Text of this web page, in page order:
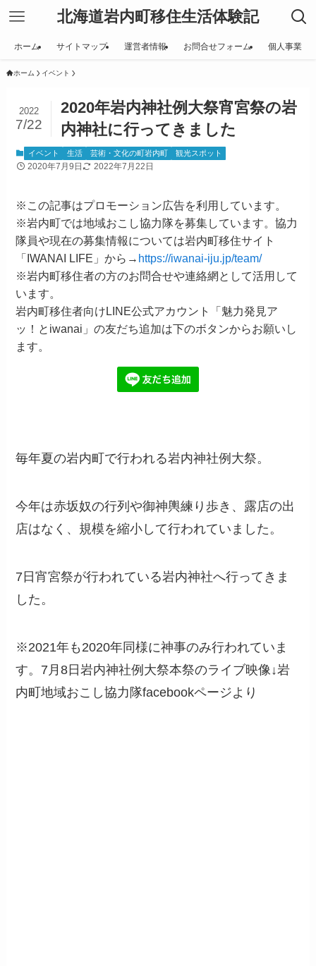
北海道岩内町移住生活体験記
ホーム サイトマップ 運営者情報 お問合せフォーム 個人事業
ホーム イベント
2020年岩内神社例大祭宵宮祭の岩
内神社に行ってきました
2022
7/22
イベント 生活 芸術・文化の町岩内町 観光スポット
2020年7月9日 2022年7月22日
※この記事はプロモーション広告を利用しています。
※岩内町では地域おこし協力隊を募集しています。協力
隊員や現在の募集情報については岩内町移住サイト
「IWANAI LIFE」から→ https://iwanai-iju.jp/team/
※岩内町移住者の方のお問合せや連絡網として活用して
います。
岩内町移住者向けLINE公式アカウント「魅力発見ア
ッ！とiwanai」の友だち追加は下のボタンからお願いし
ます。
毎年夏の岩内町で行われる岩内神社例大祭。
今年は赤坂奴の行列や御神輿練り歩き、露店の出
店はなく、規模を縮小して行われていました。
7日宵宮祭が行われている岩内神社へ行ってきま
した。
※2021年も2020年同様に神事のみ行われていま
す。7月8日岩内神社例大祭本祭のライブ映像↓岩
内町地域おこし協力隊facebookページより